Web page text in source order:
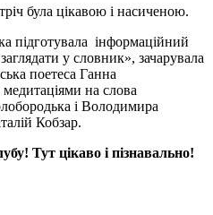
була цікавою і насиченою.
підготувала інформаційний
у словник», зачарувала
поетеса Ганна
на слова
і Володимира
Кобзар.
Тут цікаво і пізнавально!